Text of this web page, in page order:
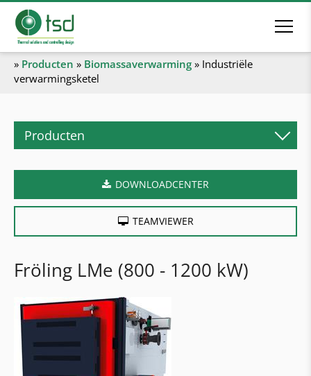
» Producten » Biomassaverwarming » Industriële
verwarmingsketel
Producten
Combiketel
Houtsnipperketel
Verwarmingscontainer
Bufferreservoirs
Premies & subsidies
DOWNLOADCENTER
TEAMVIEWER
Fröling LMe (800 - 1200 kW)